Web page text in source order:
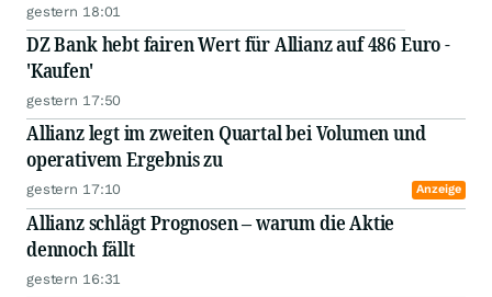
gestern 18:01
DZ Bank hebt fairen Wert für Allianz auf 486 Euro -
'Kaufen'
gestern 17:50
Allianz legt im zweiten Quartal bei Volumen und
operativem Ergebnis zu
gestern 17:10 Anzeige
Allianz schlägt Prognosen – warum die Aktie
dennoch fällt
gestern 16:31